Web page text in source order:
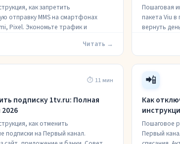
как запретить
отправку MMS на смартфонах
Pixel. Экономьте трафик и
Читать →
Пошаговая
пакета Viu
вернуть
⏱ 11 мин
подписку 1tv.ru: Полная
как отменить
подписки на Первый канал.
📲
Как
Пошаговое
Первый